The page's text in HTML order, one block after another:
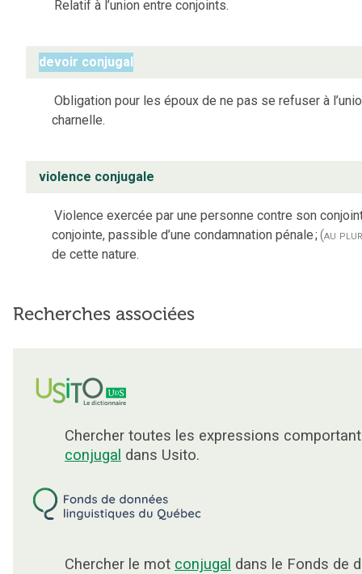
Relatif à l’union entre conjoints.
devoir conjugal
Obligation pour les époux de ne pas se refuser à
charnelle.
violence conjugale
Violence exercée par une personne contre son
conjointe, passible d’une condamnation pénale;(au
de cette nature.
Recherches associées
Chercher toutes les expressions
conjugal dans Usito.
Chercher le mot conjugal dans le Fonds de